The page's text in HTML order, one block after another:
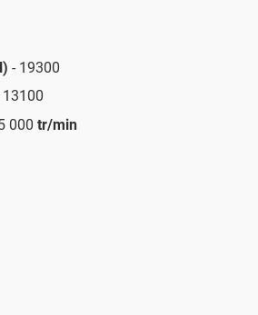
- 19300
13100
000 tr/min